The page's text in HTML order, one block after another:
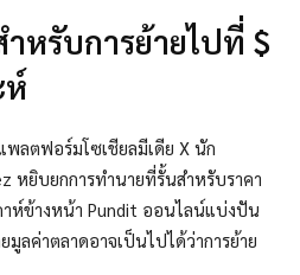
หรับการย้ายไปที่ $
ห์
ลตฟอร์มโซเชียลมีเดีย X นัก
หยิบยกการทำนายที่รั้นสำหรับราคา
ห์ข้างหน้า Pundit ออนไลน์แบ่งปัน
ลค่าตลาดอาจเป็นไปได้ว่าการย้าย